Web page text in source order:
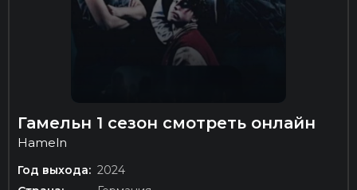
Гамельн 1 сезон смотреть онлайн
Hameln
Год выхода: 2024